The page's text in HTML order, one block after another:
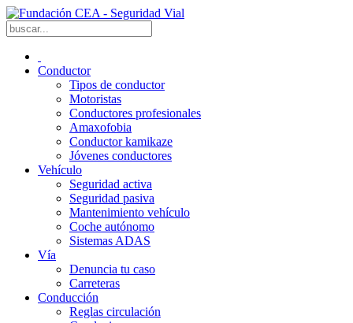
Conductor
Tipos de conductor
Motoristas
Conductores profesionales
Amaxofobia
Conductor kamikaze
Jóvenes conductores
Vehículo
Seguridad activa
Seguridad pasiva
Mantenimiento vehículo
Coche autónomo
Sistemas ADAS
Vía
Denuncia tu caso
Carreteras
Conducción
Reglas circulación